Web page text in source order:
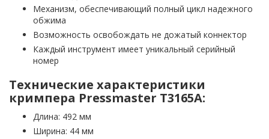
Механизм, обеспечивающий полный цикл надежного
обжима
Возможность освобождать не дожатый коннектор
Каждый инструмент имеет уникальный серийный
номер
Технические характеристики
кримпера Pressmaster T3165A:
Длина: 492 мм
Ширина: 44 мм